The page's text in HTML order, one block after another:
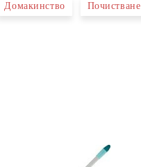
Домакинство Почистване